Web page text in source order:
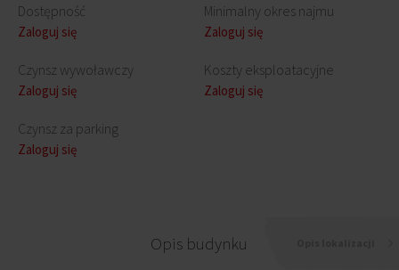
Dostępność
Zaloguj się
Czynsz wywoławczy
Zaloguj się
Czynsz za parking
Zaloguj się
Minimalny okres najmu
Zaloguj się
Koszty eksploatacyjne
Zaloguj się
Opis budynku